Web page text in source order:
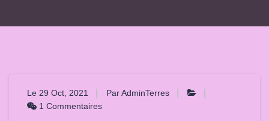
Le 29 Oct, 2021
Par AdminTerres
1 Commentaires